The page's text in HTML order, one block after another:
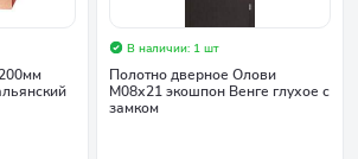
В наличии: 1 шт
Полотно дверное Олови
М08х21 экошпон Венге глухое с
замком